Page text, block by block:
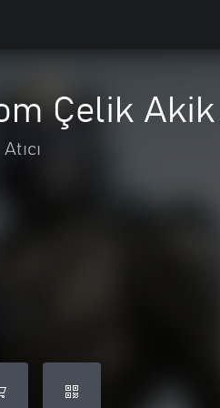
Çelik Akik
Atıcı